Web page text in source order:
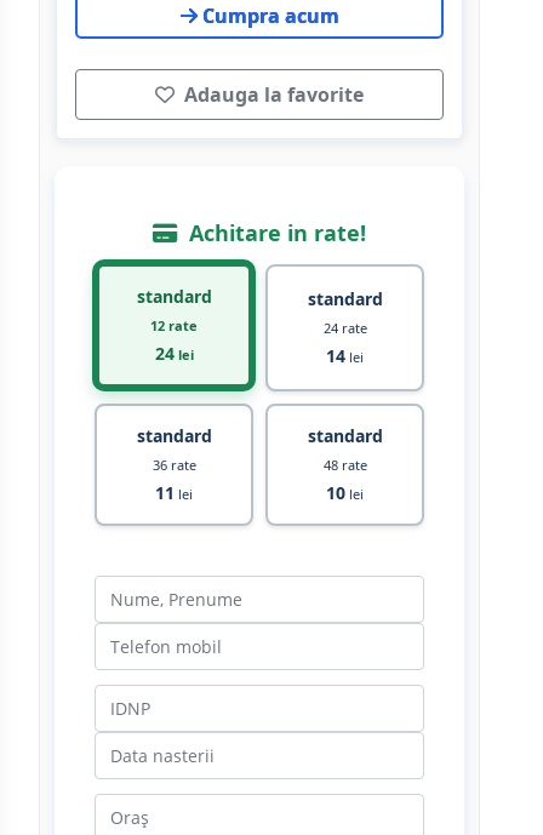
Cumpra acum
Adauga la favorite
Achitare in rate!
standard
12 rate
24lei
standard
24 rate
14 lei
standard
36 rate
11 lei
standard
48 rate
10 lei